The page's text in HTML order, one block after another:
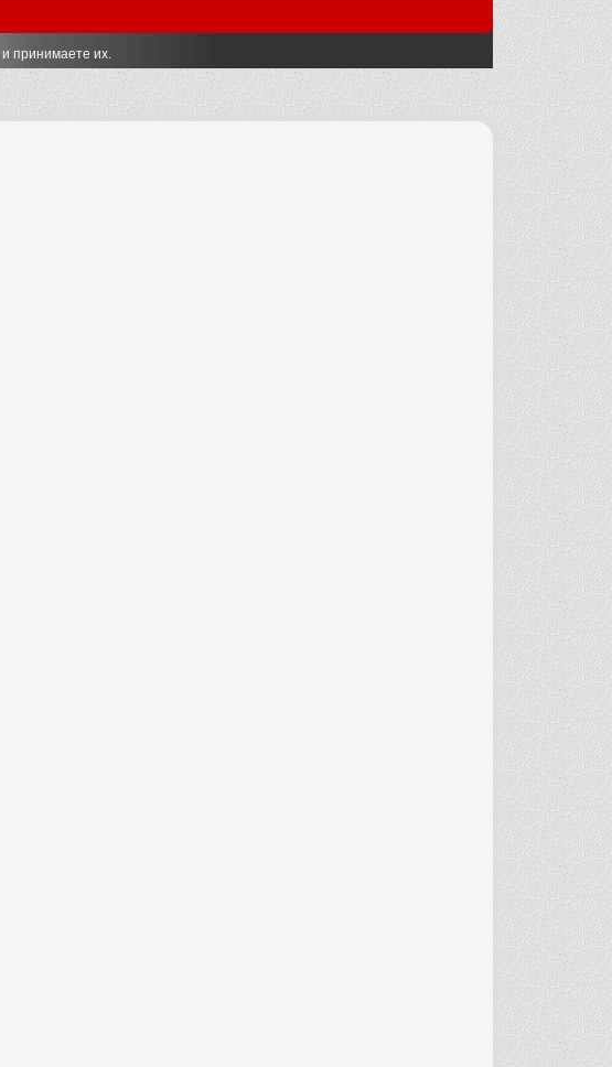
и принимаете их.